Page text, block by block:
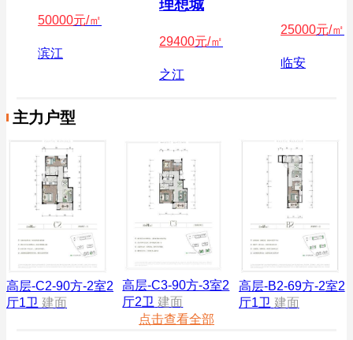
50000元/㎡
滨江
理想城
29400元/㎡
之江
25000元/㎡
临安
主力户型
高层-C2-90方-2室2
厅1卫 建面
高层-C3-90方-3室2
厅2卫 建面
高层-B2-69方-2室2
厅1卫 建面
点击查看全部